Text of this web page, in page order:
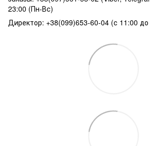
23:00 (Пн-Вс)
Директор: +38(099)653-60-04 (с 11:00 до